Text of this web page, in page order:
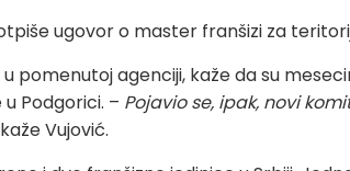
ugovor o master franšizi za
pomenutoj agenciji, kaže da su
Podgorici. – Pojavio se, ipak, novi
Vujović.